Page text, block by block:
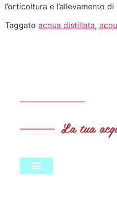
l’orticoltura e l’allevamento
Taggato acqua distillata,